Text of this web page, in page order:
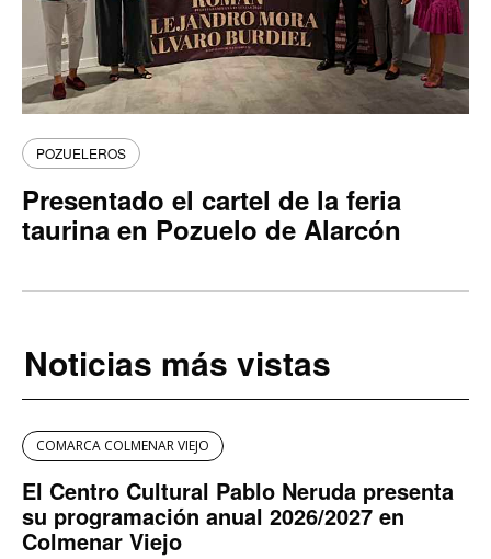
POZUELEROS
Presentado el cartel de la feria
taurina en Pozuelo de Alarcón
Noticias más vistas
COMARCA COLMENAR VIEJO
El Centro Cultural Pablo Neruda presenta
su programación anual 2026/2027 en
Colmenar Viejo